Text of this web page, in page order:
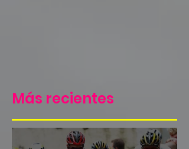
Más recientes